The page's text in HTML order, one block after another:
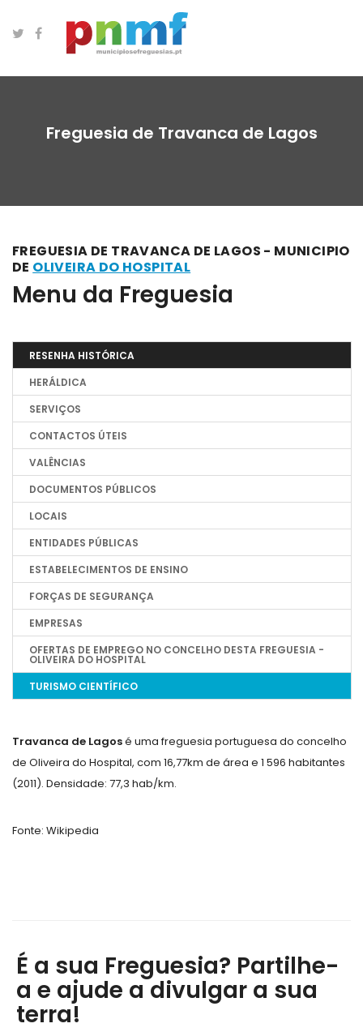
Freguesia de Travanca de Lagos
FREGUESIA DE TRAVANCA DE LAGOS - MUNICIPIO
DE OLIVEIRA DO HOSPITAL
Menu da Freguesia
RESENHA HISTÓRICA
HERÁLDICA
SERVIÇOS
CONTACTOS ÚTEIS
VALÊNCIAS
DOCUMENTOS PÚBLICOS
LOCAIS
ENTIDADES PÚBLICAS
ESTABELECIMENTOS DE ENSINO
FORÇAS DE SEGURANÇA
EMPRESAS
OFERTAS DE EMPREGO NO CONCELHO DESTA FREGUESIA -
OLIVEIRA DO HOSPITAL
TURISMO CIENTÍFICO
Travanca de Lagosé uma freguesia portuguesa do concelho
de Oliveira do Hospital, com 16,77km de área e 1 596 habitantes
(2011). Densidade: 77,3 hab/km.
Fonte: Wikipedia
É a sua Freguesia? Partilhe-
a e ajude a divulgar a sua
terra!